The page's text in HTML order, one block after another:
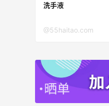
洗手液
@55haitao.com
低至2折
Sandro
【55专